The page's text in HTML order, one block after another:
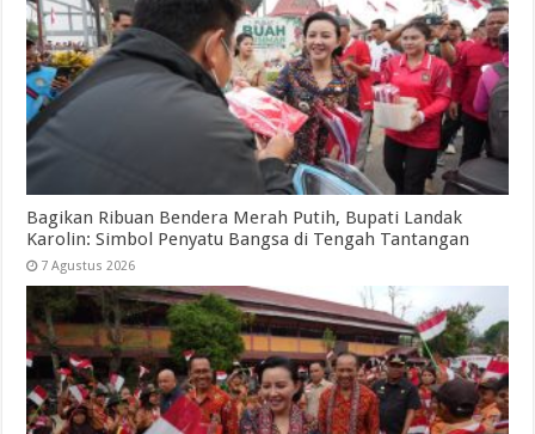
Bagikan Ribuan Bendera Merah Putih, Bupati Landak
Karolin: Simbol Penyatu Bangsa di Tengah Tantangan
7 Agustus 2026